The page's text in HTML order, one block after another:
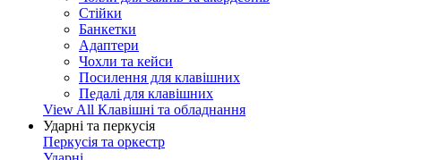
Стійки
Банкетки
Адаптери
Чохли та кейси
Посилення для клавішних
Педалі для клавішних
View All Клавішні та обладнання
Ударні та перкусія
Перкусія та оркестр